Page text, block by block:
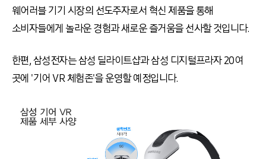
웨어러블 기기 시장의 선도주자로서 혁신 제품을 통해
소비자들에게 놀라운 경험과 새로운 즐거움을 선사할 것입니다.
한편, 삼성전자는 삼성 딜라이트샵과 삼성 디지털프라자 20여
곳에 '기어 VR 체험존'을 운영할 예정입니다.